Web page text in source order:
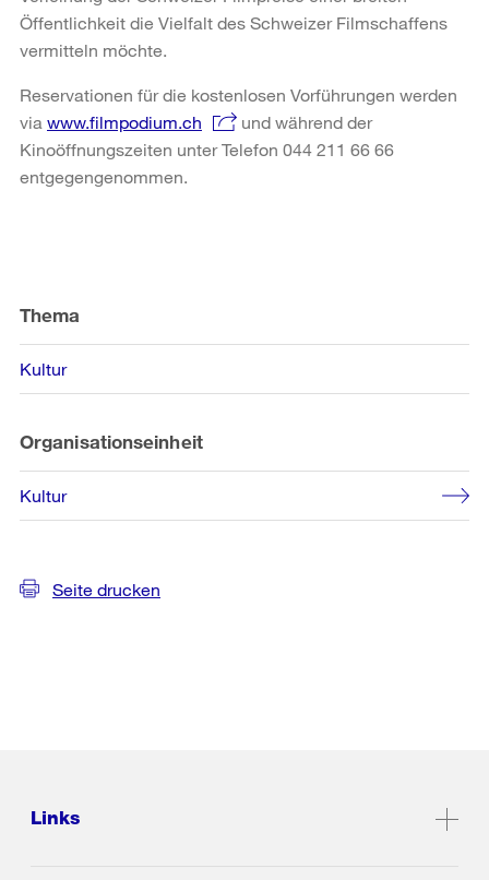
Öffentlichkeit die Vielfalt des Schweizer Filmschaffens
vermitteln möchte.
Reservationen für die kostenlosen Vorführungen werden
via www.filmpodium.ch
und während der
Kinoöffnungszeiten unter Telefon 044 211 66 66
entgegengenommen.
Informationen
Thema
Kultur
Organisationseinheit
Kultur
Seite drucken
Links